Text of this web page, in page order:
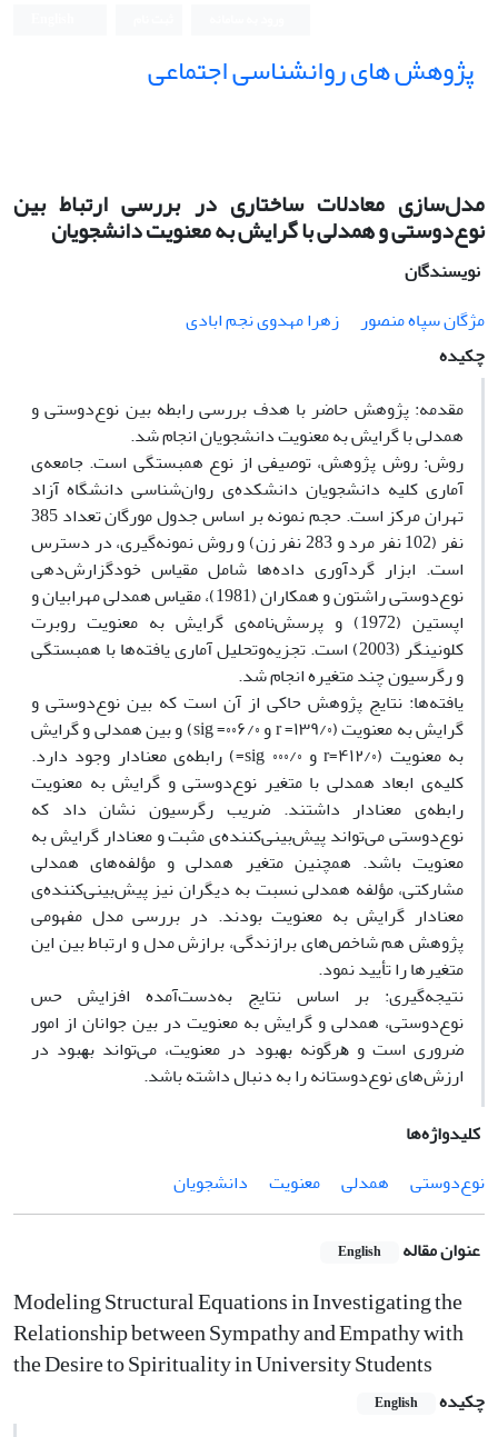
پژوهش های روانشناسی اجتماعی
مدل‌سازی معادلات ساختاری در بررسی ارتباط بین
نوع‌دوستی و همدلی با گرایش به معنویت دانشجویان
نویسندگان
مژگان سپاه منصور
زهرا مهدوی نجم ابادی
چکیده
مقدمه: پژوهش حاضر با هدف بررسی رابطه بین نوع‌دوستی و
همدلی با گرایش به معنویت دانشجویان انجام شد.
روش: روش پژوهش، توصیفی از نوع همبستگی است. جامعه‌ی
آماری کلیه دانشجویان دانشکده‌ی روان‌شناسی دانشگاه آزاد
تهران مرکز است. حجم نمونه بر اساس جدول مورگان تعداد 385
نفر (102 نفر مرد و 283 نفر زن) و روش نمونه‌گیری، در دسترس
است. ابزار گردآوری داده‌ها شامل مقیاس خود‌گزارش‌دهی
نوع‌دوستی راشتون و همکاران (1981)، مقیاس همدلی مهرابیان و
اپستین (1972) و پرسش‌نامه‌ی گرایش به معنویت روبرت
کلونینگر (2003) است. تجزیه‌وتحلیل آماری یافته‌ها با همبستگی
و رگرسیون چند متغیره انجام شد.
یافته‌ها: نتایج پژوهش حاکی از آن است که بین نوع‌دوستی و
گرایش به معنویت (۱۳۹/۰= r و ۰۰۶/۰= sig) و بین همدلی و گرایش
به معنویت (۴۱۲/۰=r و ۰۰۰/۰ sig=) رابطه‌ی معنادار وجود دارد.
کلیه‌ی ابعاد همدلی با متغیر نوع‌دوستی و گرایش به معنویت
رابطه‌ی معنادار داشتند. ضریب رگرسیون نشان داد که
نوع‌دوستی می‌تواند پیش‌بینی‌کننده‌ی مثبت و معنادار گرایش به
معنویت باشد. همچنین متغیر همدلی و مؤلفه‌های همدلی
مشارکتی، مؤلفه همدلی نسبت به دیگران نیز پیش‌بینی‌کننده‌ی
معنادار گرایش به معنویت بودند. در بررسی مدل مفهومی
پژوهش هم شاخص‌های برازندگی، برازش مدل و ارتباط بین این
متغیرها را تأیید نمود.
نتیجه‌گیری: بر اساس نتایج به‌دست‌آمده افزایش حس
نوع‌دوستی، همدلی و گرایش به معنویت در بین جوانان از امور
ضروری است و ﻫﺮﮔﻮﻧﻪ ﺑﻬﺒﻮد در ﻣﻌﻨﻮﯾﺖ، می‌تواند ﺑﻬﺒﻮد در
ارزش‌های نوع‌دوستانه را به دنبال داشته باشد.
کلیدواژه‌ها
نوع‌دوستی
همدلی معنویت دانشجویان
عنوان مقاله English
Modeling Structural Equations in Investigating the
Relationship between Sympathy and Empathy with
the Desire to Spirituality in University Students
چکیده English